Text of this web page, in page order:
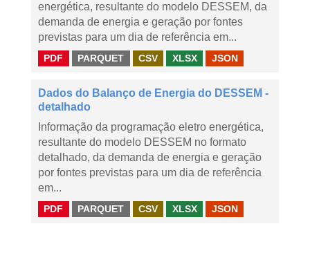
energética, resultante do modelo DESSEM, da
demanda de energia e geração por fontes
previstas para um dia de referência em...
PDF PARQUET CSV XLSX JSON
Dados do Balanço de Energia do DESSEM -
detalhado
Informação da programação eletro energética,
resultante do modelo DESSEM no formato
detalhado, da demanda de energia e geração
por fontes previstas para um dia de referência
em...
PDF PARQUET CSV XLSX JSON